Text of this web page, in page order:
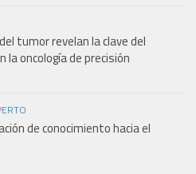
tumor revelan la clave del
oncología de precisión
de conocimiento hacia el